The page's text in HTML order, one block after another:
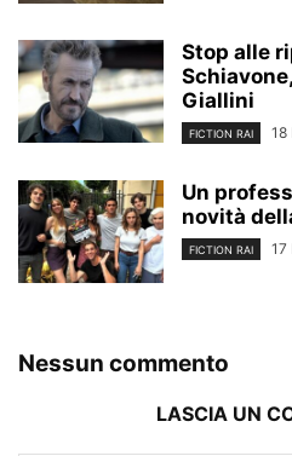
Stop alle
Giallini
FICTION RAI 18
Un
novità
FICTION RAI 17
Nessun commento
LASCIA UN